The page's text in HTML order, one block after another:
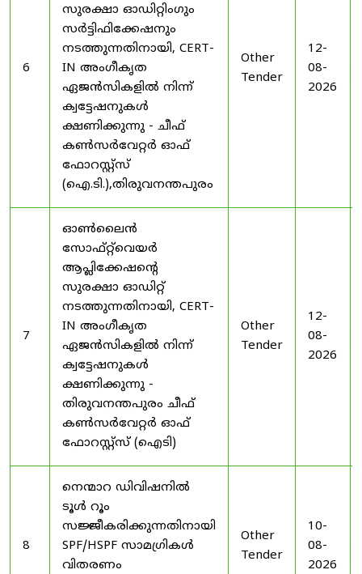
6
സുരക്ഷാ ഓഡിറ്റിംഗും
സർട്ടിഫിക്കേഷനും
നടത്തുന്നതിനായി, CERT-
IN അംഗീകൃത
ഏജൻസികളിൽ നിന്ന്
ക്വട്ടേഷനുകൾ
ക്ഷണിക്കുന്നു - ചീഫ്
കൺസർവേറ്റർ ഓഫ്
ഫോറസ്റ്റ്സ്
(ഐ.ടി.),തിരുവനന്തപുരം
Other
Tender
12-
08-
2026
7
ഓൺലൈൻ
സോഫ്റ്റ്‌വെയർ
ആപ്ലിക്കേഷന്റെ
സുരക്ഷാ ഓഡിറ്റ്
നടത്തുന്നതിനായി, CERT-
IN അംഗീകൃത
ഏജൻസികളിൽ നിന്ന്
ക്വട്ടേഷനുകൾ
ക്ഷണിക്കുന്നു -
തിരുവനന്തപുരം ചീഫ്
കൺസർവേറ്റർ ഓഫ്
ഫോറസ്റ്റ്സ് (ഐടി)
Other
Tender
12-
08-
2026
8
നെന്മാറ ഡിവിഷനിൽ
ടൂൾ റൂം
സജ്ജീകരിക്കുന്നതിനായി
SPF/HSPF സാമഗ്രികൾ
വിതരണം
Other
Tender
10-
08-
2026